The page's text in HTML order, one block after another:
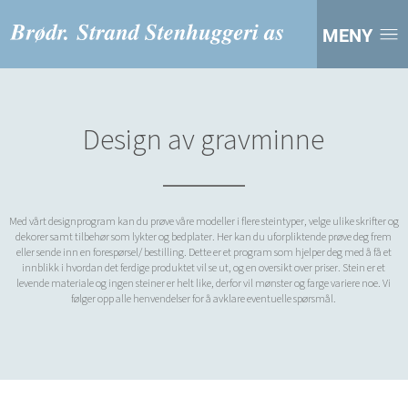
MENY
Design av gravminne
Med vårt designprogram kan du prøve våre modeller i flere steintyper, velge ulike skrifter og
dekorer samt tilbehør som lykter og bedplater. Her kan du uforpliktende prøve deg frem
eller sende inn en forespørsel/ bestilling. Dette er et program som hjelper deg med å få et
innblikk i hvordan det ferdige produktet vil se ut, og en oversikt over priser. Stein er et
levende materiale og ingen steiner er helt like, derfor vil mønster og farge variere noe. Vi
følger opp alle henvendelser for å avklare eventuelle spørsmål.